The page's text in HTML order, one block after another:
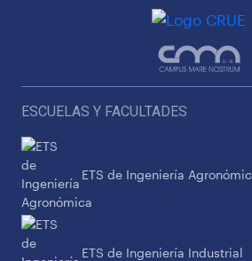
ESCUELAS Y FACULTADES
ETS de Ingeniería
ETS de Ingeniería Industrial